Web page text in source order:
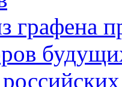
графена